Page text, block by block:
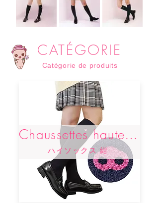
CATÉGORIE
Catégorie de produits
Chaussettes hautes bleu marine
ハイソックス 紺